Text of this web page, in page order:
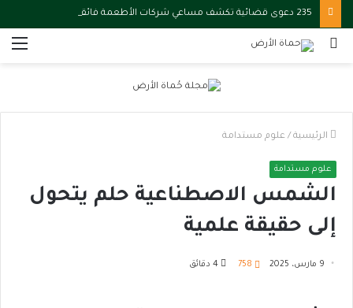
بحث
الرئيسية / علوم مستدامة
علوم مستدامة
الشمس الاصطناعية حلم يتحول
إلى حقيقة علمية
9 مارس، 2025 758